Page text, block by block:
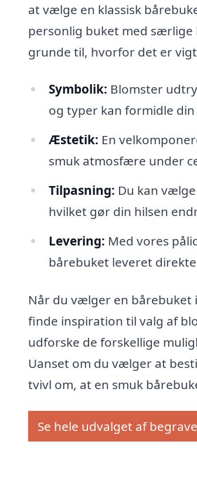
at vælge en klassisk
personlig buket med særlige
grunde til, hvorfor det er
Symbolik: Blomster
og typer kan formidle
Æstetik: En
smuk atmosfære under
Tilpasning: Du kan
hvilket gør din hilsen
Levering: Med vores
bårebuket leveret
Når du vælger en bårebuket
finde inspiration til valg af
udforske de forskellige
Uanset om du vælger at
tvivl om, at en smuk
Se hele udvalget af